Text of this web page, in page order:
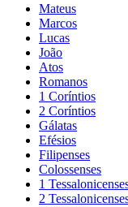
Mateus
Marcos
Lucas
João
Atos
Romanos
1 Coríntios
2 Coríntios
Gálatas
Efésios
Filipenses
Colossenses
1
2